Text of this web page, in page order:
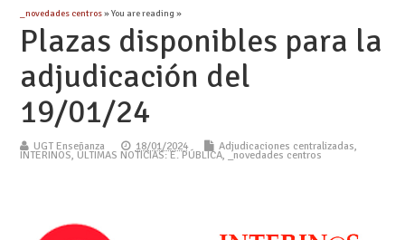
_novedades centros» You are reading »
Plazas disponibles para la
adjudicación del
19/01/24
UGT Enseñanza 18/01/2024 Adjudicaciones centralizadas,
INTERINOS, ÚLTIMAS NOTICIAS: E. PÚBLICA, _novedades centros